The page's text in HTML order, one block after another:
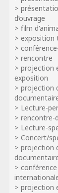
d’ouvrage
film
exposition
rencontre
projection
exposition
projection
Lecture-
rencontre-
Lecture-
Concert/
projection
conférence
projection